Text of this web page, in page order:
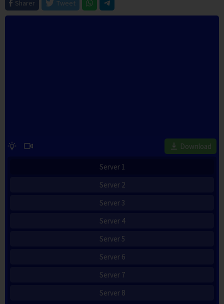
Sharer
Tweet
Download
Server 1
Server 2
Server 3
Server 4
Server 5
Server 6
Server 7
Server 8